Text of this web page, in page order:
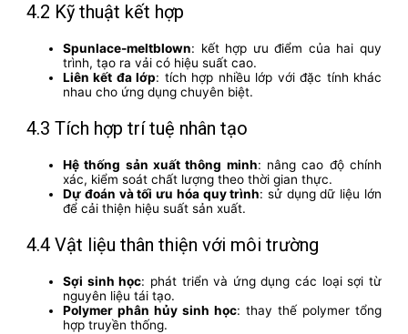
4.2 Kỹ thuật kết hợp
Spunlace-meltblown: kết hợp ưu điểm của hai quy
trình, tạo ra vải có hiệu suất cao.
Liên kết đa lớp: tích hợp nhiều lớp với đặc tính khác
nhau cho ứng dụng chuyên biệt.
4.3 Tích hợp trí tuệ nhân tạo
Hệ thống sản xuất thông minh: nâng cao độ chính
xác, kiểm soát chất lượng theo thời gian thực.
Dự đoán và tối ưu hóa quy trình: sử dụng dữ liệu lớn
để cải thiện hiệu suất sản xuất.
4.4 Vật liệu thân thiện với môi trường
Sợi sinh học: phát triển và ứng dụng các loại sợi từ
nguyên liệu tái tạo.
Polymer phân hủy sinh học: thay thế polymer tổng
hợp truyền thống.